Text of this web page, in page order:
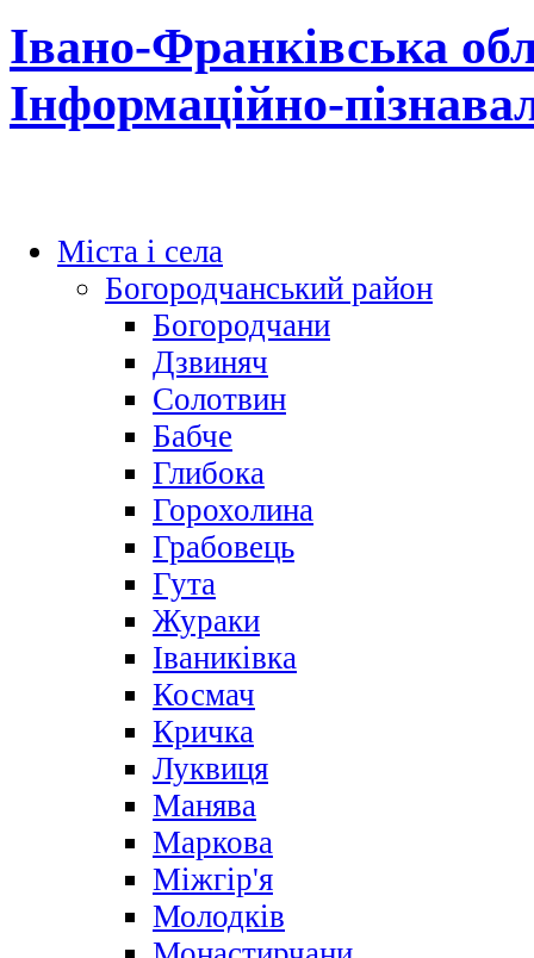
Івано-Франківська
Інформаційно-
Міста і села
Богородчанський район
Богородчани
Дзвиняч
Солотвин
Бабче
Глибока
Горохолина
Грабовець
Гута
Жураки
Іваниківка
Космач
Кричка
Луквиця
Манява
Маркова
Міжгір'я
Молодків